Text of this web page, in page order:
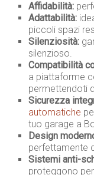
Affidabilità:
Adattabilità:
piccoli spazi
Silenziosità:
silenzioso.
Compatibilità
a piattaforme
permettendoti
Sicurezza
automatiche
tuo garage a
Design
perfettamente
Sistemi anti-
proteggono